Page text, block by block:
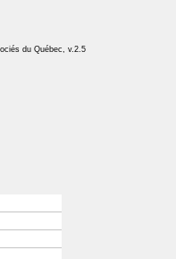
du Québec, v.2.5